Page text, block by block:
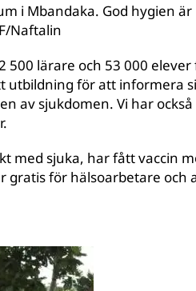
i Mbandaka. God hygien är
Naftalin
500 lärare och 53 000 elever
utbildning för att informera
av sjukdomen. Vi har också
med sjuka, har fått vaccin
gratis för hälsoarbetare och